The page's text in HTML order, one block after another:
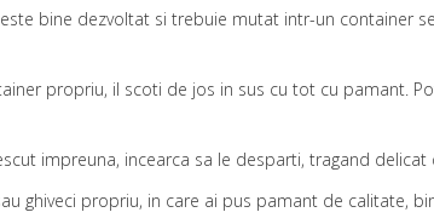
bine dezvoltat si trebuie mutat intr-un container
propriu, il scoti de jos in sus cu tot cu pamant.
impreuna, incearca sa le desparti, tragand
ghiveci propriu, in care ai pus pamant de calitate,